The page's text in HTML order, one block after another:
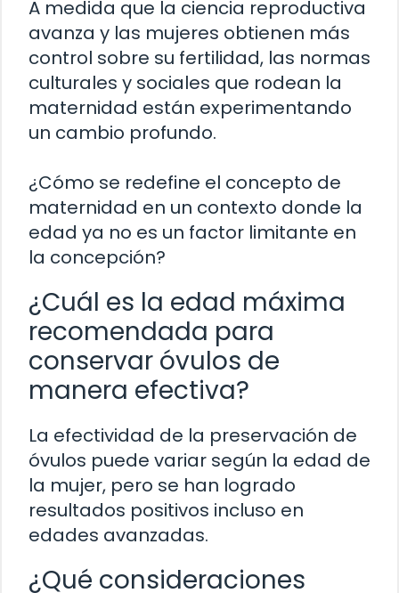
A medida que la ciencia reproductiva
avanza y las mujeres obtienen más
control sobre su fertilidad, las normas
culturales y sociales que rodean la
maternidad están experimentando
un cambio profundo.
¿Cómo se redefine el concepto de
maternidad en un contexto donde la
edad ya no es un factor limitante en
la concepción?
¿Cuál es la edad máxima
recomendada para
conservar óvulos de
manera efectiva?
La efectividad de la preservación de
óvulos puede variar según la edad de
la mujer, pero se han logrado
resultados positivos incluso en
edades avanzadas.
¿Qué consideraciones